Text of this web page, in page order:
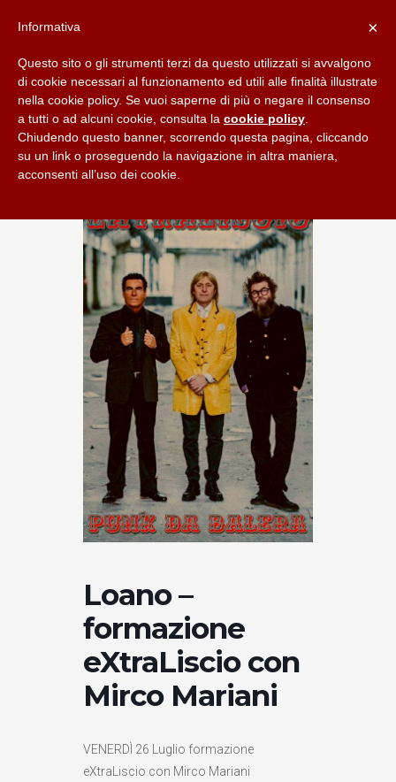
Loano –
formazione
eXtraLiscio con
Mirco Mariani
VENERDÌ 26 Luglio formazione
eXtraLiscio con Mirco Mariani
×
Informativa
Questo sito o gli strumenti terzi da questo utilizzati si avvalgono
di cookie necessari al funzionamento ed utili alle finalità illustrate
nella cookie policy. Se vuoi saperne di più o negare il consenso
a tutti o ad alcuni cookie, consulta la cookie policy
Chiudendo questo banner, scorrendo questa pagina, cliccando
su un link o proseguendo la navigazione in altra maniera,
acconsenti all’uso dei cookie.